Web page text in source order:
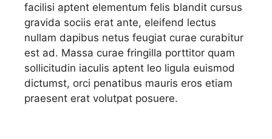
facilisi aptent elementum felis blandit cursus
gravida sociis erat ante, eleifend lectus
nullam dapibus netus feugiat curae curabitur
est ad. Massa curae fringilla porttitor quam
sollicitudin iaculis aptent leo ligula euismod
dictumst, orci penatibus mauris eros etiam
praesent erat volutpat posuere.